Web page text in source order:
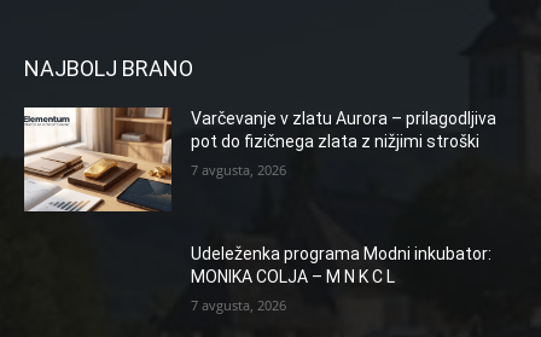
NAJBOLJ BRANO
Varčevanje v zlatu Aurora – prilagodljiva
pot do fizičnega zlata z nižjimi stroški
7 avgusta, 2026
Udeleženka programa Modni inkubator:
MONIKA COLJA – M N K C L
7 avgusta, 2026